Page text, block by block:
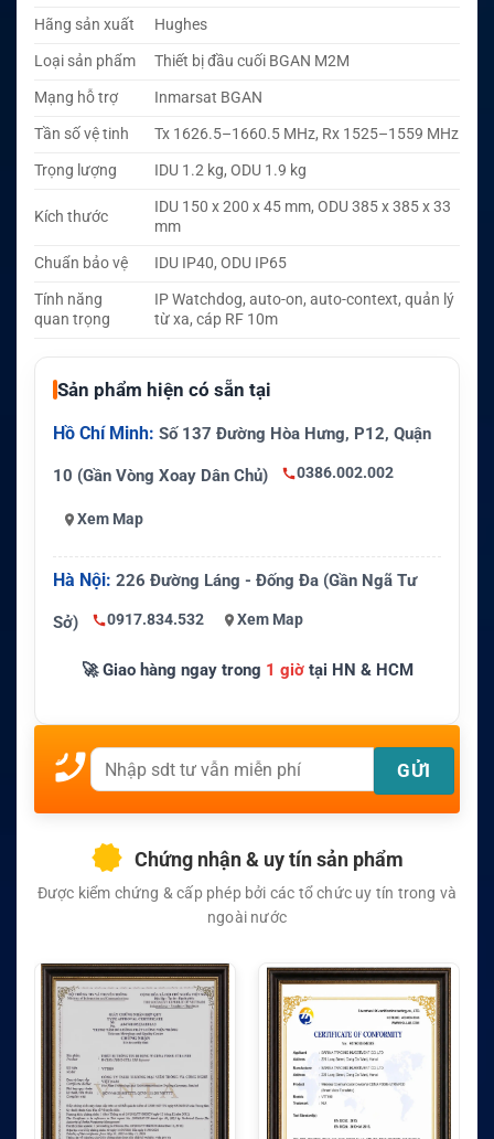
Hãng sản xuất
Hughes
Loại sản phẩm
Thiết bị đầu cuối BGAN M2M
Mạng hỗ trợ
Inmarsat BGAN
Tần số vệ tinh
Tx 1626.5–1660.5 MHz, Rx 1525–1559 MHz
Trọng lượng
IDU 1.2 kg, ODU 1.9 kg
Kích thước
IDU 150 x 200 x 45 mm, ODU 385 x 385 x 33
mm
Chuẩn bảo vệ
IDU IP40, ODU IP65
Tính năng
quan trọng
IP Watchdog, auto-on, auto-context, quản lý
từ xa, cáp RF 10m
Sản phẩm hiện có sẵn tại
Hồ Chí Minh: Số 137 Đường Hòa Hưng, P12, Quận
10 (Gần Vòng Xoay Dân Chủ) 0386.002.002
Xem Map
Hà Nội: 226 Đường Láng - Đống Đa (Gần Ngã Tư
Sở) 0917.834.532 Xem Map
🚀 Giao hàng ngay trong 1 giờtại HN & HCM
Chứng nhận & uy tín sản phẩm
Được kiểm chứng & cấp phép bởi các tổ chức uy tín trong và
ngoài nước